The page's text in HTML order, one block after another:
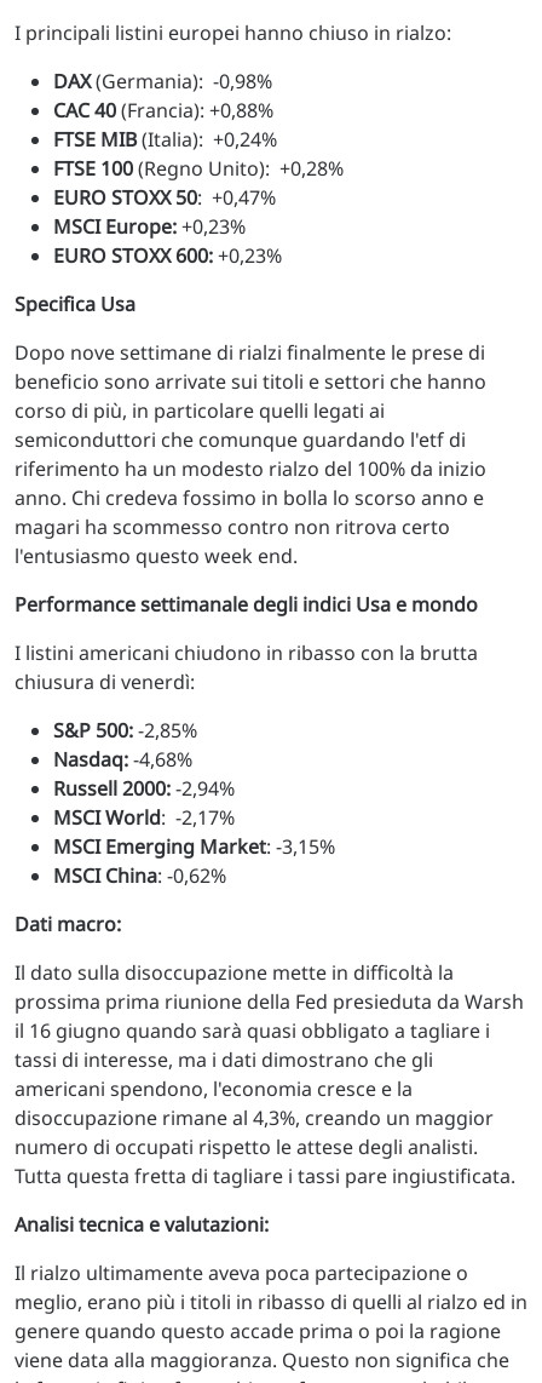
I principali listini europei hanno chiuso in rialzo:
DAX(Germania): -0,98%
CAC 40(Francia): +0,88%
FTSE MIB(Italia): +0,24%
FTSE 100(Regno Unito): +0,28%
EURO STOXX 50: +0,47%
MSCI Europe:+0,23%
EURO STOXX 600:+0,23%
Specifica Usa
Dopo nove settimane di rialzi finalmente le prese di
beneficio sono arrivate sui titoli e settori che hanno
corso di più, in particolare quelli legati ai
semiconduttori che comunque guardando l'etf di
riferimento ha un modesto rialzo del 100% da inizio
anno. Chi credeva fossimo in bolla lo scorso anno e
magari ha scommesso contro non ritrova certo
l'entusiasmo questo week end.
Performance settimanale degli indici Usa e mondo
I listini americani chiudono in ribasso con la brutta
chiusura di venerdì:
S&P 500:-2,85%
Nasdaq:-4,68%
Russell 2000:-2,94%
MSCI World: -2,17%
MSCI Emerging Market: -3,15%
MSCI China: -0,62%
Dati macro:
Il dato sulla disoccupazione mette in difficoltà la
prossima prima riunione della Fed presieduta da Warsh
il 16 giugno quando sarà quasi obbligato a tagliare i
tassi di interesse, ma i dati dimostrano che gli
americani spendono, l'economia cresce e la
disoccupazione rimane al 4,3%, creando un maggior
numero di occupati rispetto le attese degli analisti.
Tutta questa fretta di tagliare i tassi pare ingiustificata.
Analisi tecnica e valutazioni:
Il rialzo ultimamente aveva poca partecipazione o
meglio, erano più i titoli in ribasso di quelli al rialzo ed in
genere quando questo accade prima o poi la ragione
viene data alla maggioranza. Questo non significa che